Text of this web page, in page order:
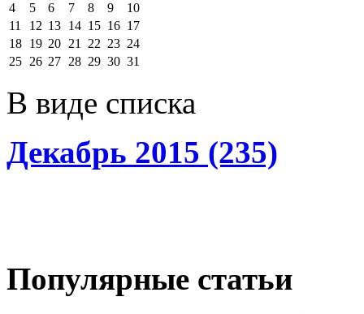
4
5 6 7 8 9
10
11
12 13 14 15 16 17
18 19 20 21 22 23 24
25 26 27 28 29 30 31
В виде списка
Декабрь 2015 (235)
Популярные статьи